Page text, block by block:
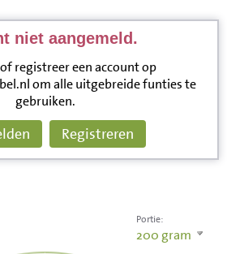
niet aangemeld.
registreer een account op
om alle uitgebreide funties te
gebruiken.
Registreren
Portie:
200 gram